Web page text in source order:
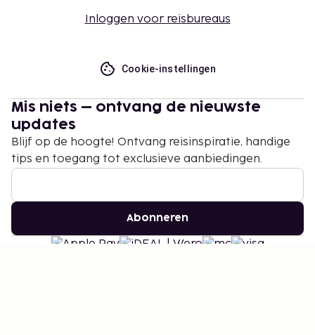
Inloggen voor reisbureaus
Cookie-instellingen
Mis niets – ontvang de nieuwste
updates
Blijf op de hoogte! Ontvang reisinspiratie, handige
tips en toegang tot exclusieve aanbiedingen.
Abonneren